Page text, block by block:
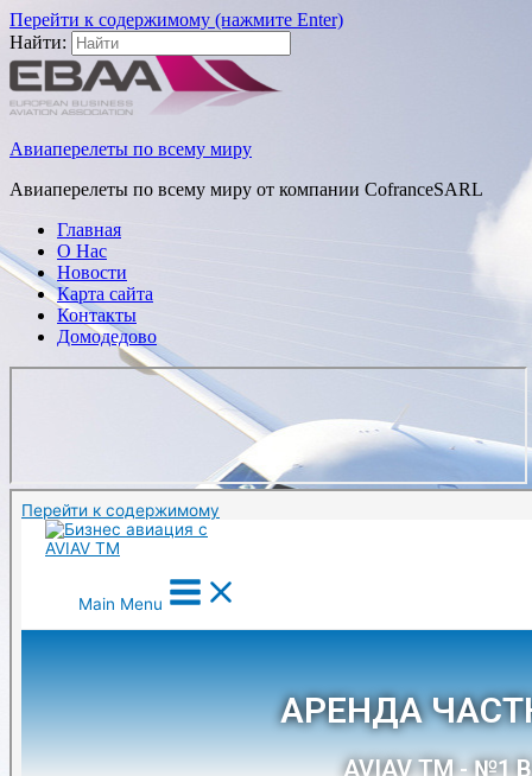
Перейти к содержимому (нажмите Enter)
Найти:
Авиаперелеты по всему миру
Авиаперелеты по всему миру от компании CofranceSARL
Главная
О Нас
Новости
Карта сайта
Контакты
Домодедово